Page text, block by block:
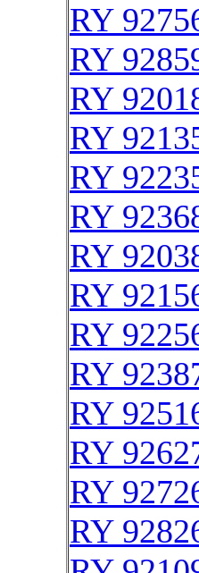
RY
RY
RY
RY
RY
RY
RY
RY
RY
RY
RY
RY
RY
RY